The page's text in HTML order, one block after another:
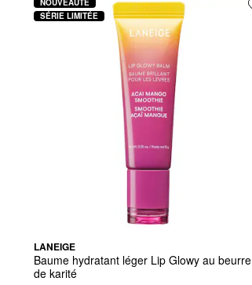
LANEIGE
Baume hydratant léger Lip Glowy au beurre
de karité
NOUVEAUTÉ
SÉRIE LIMITÉE